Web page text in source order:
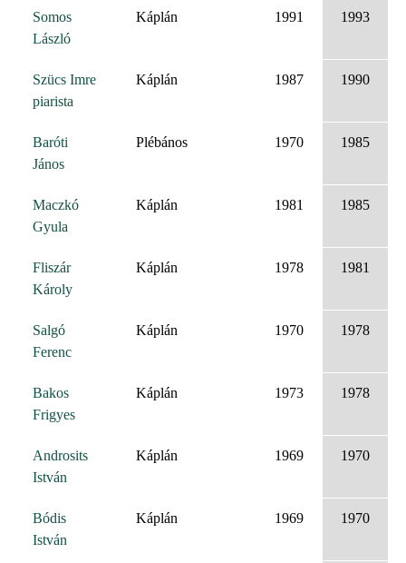
Somos
László
Káplán 1991 1993
Szücs Imre
piarista
Káplán 1987 1990
Baróti
János
Plébános 1970 1985
Maczkó
Gyula
Káplán 1981 1985
Fliszár
Károly
Káplán 1978 1981
Salgó
Ferenc
Káplán 1970 1978
Bakos
Frigyes
Káplán 1973 1978
Androsits
István
Káplán 1969 1970
Bódis
István
Káplán 1969 1970